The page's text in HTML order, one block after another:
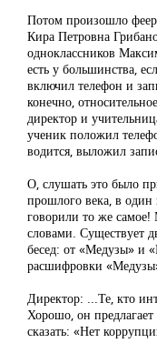
Потом произошло
Кира Петровна
одноклассников
есть у большинства,
включил телефон и
конечно,
директор и
ученик положил
водится, выложил
О, слушать это было
прошлого века, в один
говорили то же
словами. Существует
бесед: от «Медузы» и
расшифровки
Директор: ...Те, кто
Хорошо, он
сказать: «Нет